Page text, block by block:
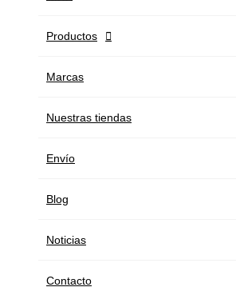
Productos 
Marcas
Nuestras tiendas
Envío
Blog
Noticias
Contacto